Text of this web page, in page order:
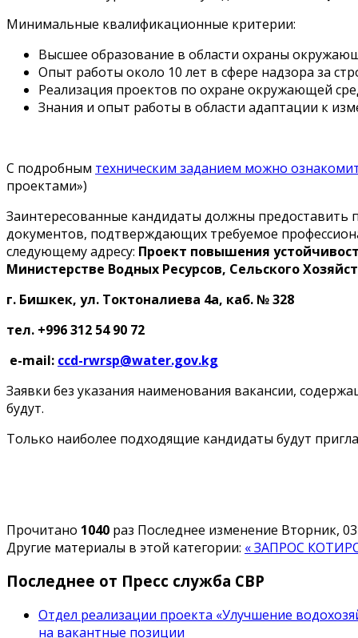
Минимальные квалификационные критерии:
Высшее образование в области охраны
Опыт работы около 10 лет в сфере надзора за
Реализация проектов по охране окружающей
Знания и опыт работы в области адаптации к
С подробным техническим заданием можно
проектами»)
Заинтересованные кандидаты должны предоставить
документов, подтверждающих требуемое
следующему адресу: Проект повышения
Министерстве Водных Ресурсов, Сельского
г. Бишкек, ул. Токтоналиева 4а, каб. № 328
тел. +996 312 54 90 72
e-mail: ccd-rwrsp@water.gov.kg
Заявки без указания наименования вакансии,
будут.
Только наиболее подходящие кандидаты будут
Прочитано 1040 раз Последнее изменение Вторник,
Другие материалы в этой категории: « ЗАПРОС
Последнее от Пресс служба СВР
Отдел реализации проекта «Улучшение
на вакантные позиции